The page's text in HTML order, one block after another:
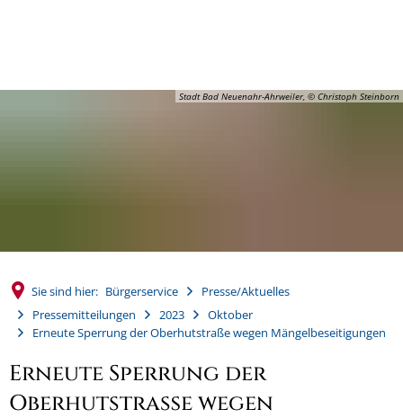
Stadt Bad Neuenahr-Ahrweiler, © Christoph Steinborn
Sie sind hier: Bürgerservice
Presse/Aktuelles
Pressemitteilungen
2023
Oktober
Erneute Sperrung der Oberhutstraße wegen Mängelbeseitigungen
Erneute Sperrung der
Oberhutstraße wegen